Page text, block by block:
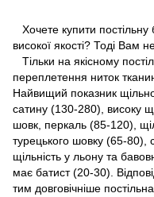
Хочете купити постільну
високої якості? Тоді Вам
Тільки на якісному
переплетення ниток
Найвищий показник
сатину (130-280), високу
шовк, перкаль (85-120),
турецького шовку (65-80),
щільність у льону та
має батист (20-30).
тим довговічніше